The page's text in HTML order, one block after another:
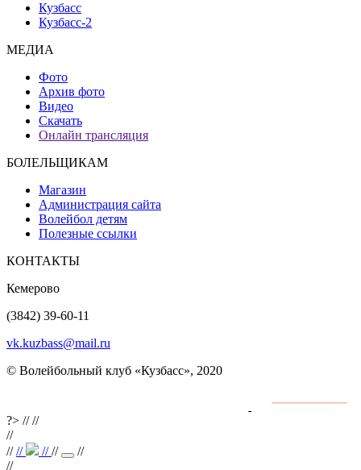
Кузбасс
Кузбасс-2
МЕДИА
Фото
Архив фото
Видео
Скачать
Онлайн трансляция
БОЛЕЛЬЩИКАМ
Магазин
Администрация сайта
Волейбол детям
Полезные ссылки
КОНТАКТЫ
Кемерово
(3842) 39-60-11
vk.kuzbass@mail.ru
© Волейбольный клуб «Кузбасс», 2020
?> ////
//
//// ////
//
//